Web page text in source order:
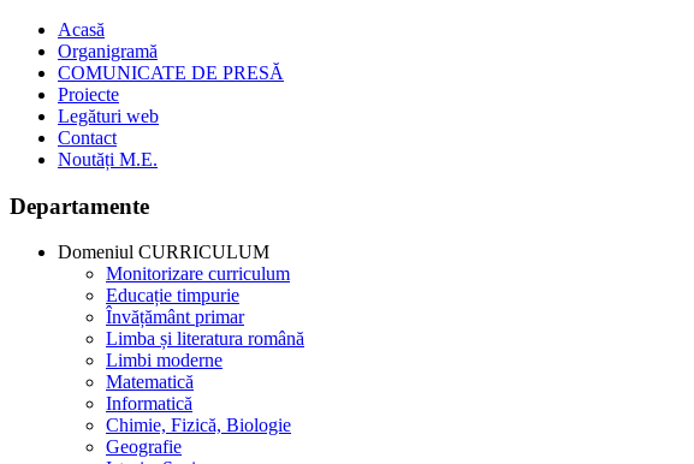
Acasă
Organigramă
COMUNICATE DE PRESĂ
Proiecte
Legături web
Contact
Noutăți M.E.
Departamente
Domeniul CURRICULUM
Monitorizare curriculum
Educație timpurie
Învățământ primar
Limba și literatura română
Limbi moderne
Matematică
Informatică
Chimie, Fizică, Biologie
Geografie